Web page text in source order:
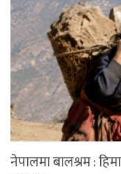
नेपालमा बालश्रम :